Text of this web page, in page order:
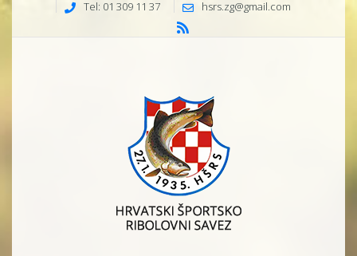
Tel: 01 309 11 37 hsrs.zg@gmail.com